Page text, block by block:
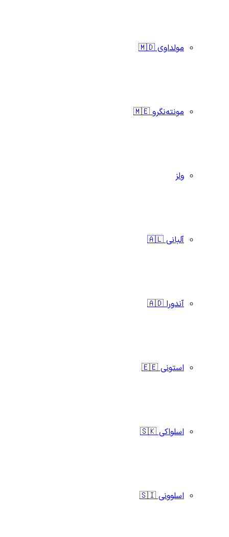
مولداوی 🇲🇩
مونته‌نگرو 🇲🇪
ولز
آلبانی 🇦🇱
آندورا 🇦🇩
استونی 🇪🇪
اسلواکی 🇸🇰
اسلوونی 🇸🇮